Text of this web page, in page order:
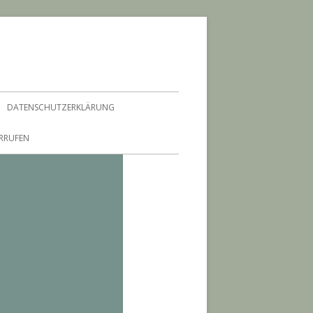
DATENSCHUTZERKLÄRUNG